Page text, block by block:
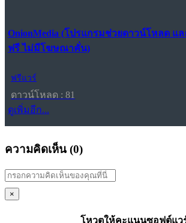
OnionMedia (โปรแกรมช่วยดาวน์โหลด แ
ฟรี ไม่มีโฆษณาคั่น)
ฟรีแวร์
ดาวน์โหลด : 81
ดูเพิ่มอีก...
ความคิดเห็น (0)
×
โหวตให้คะแนนซอฟต์แว